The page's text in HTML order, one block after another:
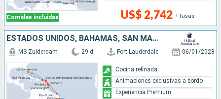
Comidas incluidas US$ 2,742 +Tasas
ESTADOS UNIDOS, BAHAMAS, SAN MARTÍN, TRINIDAD Y TOBAGO, BRASIL, FRANCIA, BARBADOS, DOMINICA, ANTIGUA Y BARBUDA, PUERTO RICO
MS Zuiderdam 29 d Fort Lauderdale 06/01/2028
Cocina refinada
Animaciones exclusivas a bordo
Experiencia Premium